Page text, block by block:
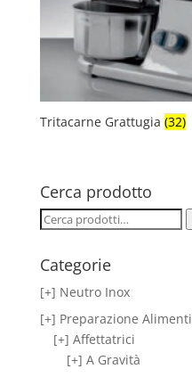
Tritacarne Grattugia (32)
Cerca prodotto
Cerca:
Categorie
[+] Neutro Inox
[+] Preparazione Alimenti
[+] Affettatrici
[+] A Gravità